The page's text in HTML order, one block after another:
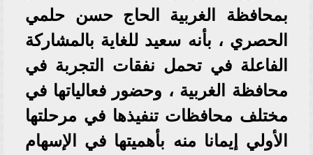
بمحافظة الغربية الحاج حسن حلمي
الحصري ، بأنه سعيد للغاية بالمشاركة
الفاعلة في تحمل نفقات التجربة في
محافظة الغربية ، وحضور فعالياتها في
مختلف محافظات تنفيذها في مرحلتها
الأولي إيمانا منه بأهميتها في الإسهام